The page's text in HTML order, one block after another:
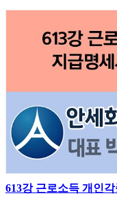
613강 근로소득 개인